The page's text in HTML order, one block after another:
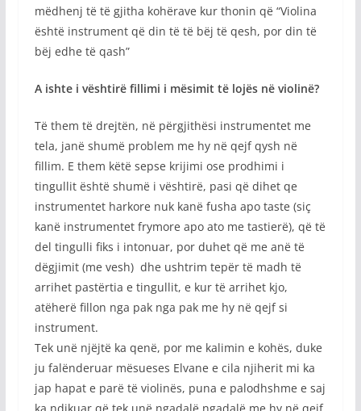
mëdhenj të të gjitha kohërave kur thonin që “Violina
është instrument që din të të bëj të qesh, por din të
bëj edhe të qash”
A ishte i vështirë fillimi i mësimit të lojës në violinë?
Të them të drejtën, në përgjithësi instrumentet me
tela, janë shumë problem me hy në qejf qysh në
fillim. E them këtë sepse krijimi ose prodhimi i
tingullit është shumë i vështirë, pasi që dihet qe
instrumentet harkore nuk kanë fusha apo taste (siç
kanë instrumentet frymore apo ato me tastierë), që të
del tingulli fiks i intonuar, por duhet që me anë të
dëgjimit (me vesh) dhe ushtrim tepër të madh të
arrihet pastërtia e tingullit, e kur të arrihet kjo,
atëherë fillon nga pak nga pak me hy në qejf si
instrument.
Tek unë njëjtë ka qenë, por me kalimin e kohës, duke
ju falënderuar mësueses Elvane e cila njiherit mi ka
jap hapat e parë të violinës, puna e palodhshme e saj
ka ndikuar që tek unë ngadalë ngadalë me hy në qejf